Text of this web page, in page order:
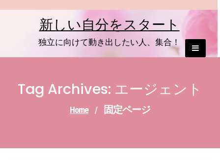
新しい自分をスタート
独立に向けて動き出したい人、集合！
Tag Archives: エージェント
Home / 固定ページ